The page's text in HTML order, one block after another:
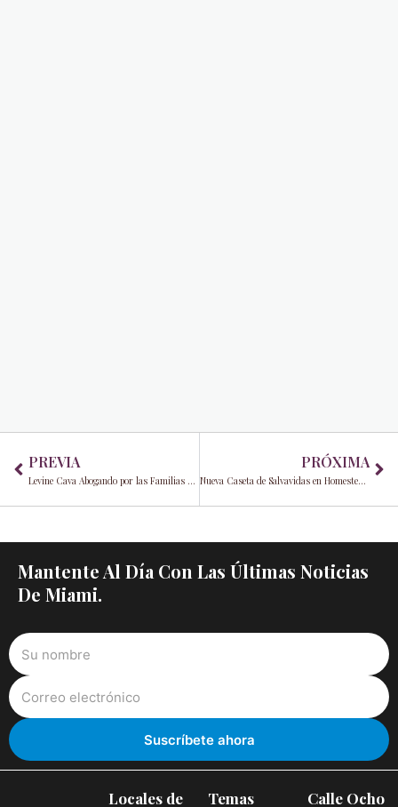
PREVIA
Levine Cava Abogando por las Familias Locales y las Pequeñas Empresas
PRÓXIMA
Nueva Caseta de Salvavidas en Homestead Bayfront
Mantente Al Día Con Las Últimas Noticias
De Miami.
Locales de Temas Calle Ocho